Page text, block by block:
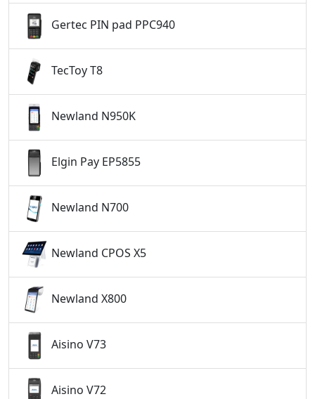
Gertec PIN pad PPC940
TecToy T8
Newland N950K
Elgin Pay EP5855
Newland N700
Newland CPOS X5
Newland X800
Aisino V73
Aisino V72